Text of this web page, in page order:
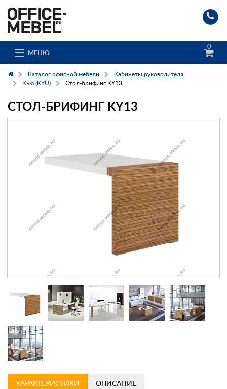
МЕНЮ
0
Каталог
Доставка и сборка
Заказ каталога
Каталог офисной мебели
Кабинеты руководителя
Кью (KYU)
Стол-брифинг KY13
СТОЛ-БРИФИНГ KY13
ХАРАКТЕРИСТИКИ ОПИСАНИЕ